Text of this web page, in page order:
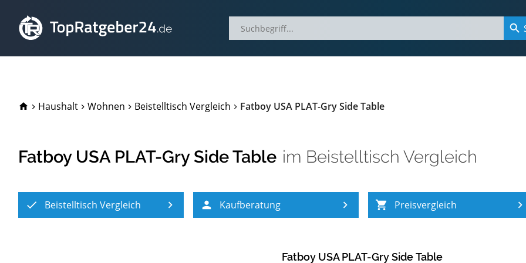
TopRatgeber24.de
Haushalt Wohnen Beistelltisch Vergleich Fatboy USA PLAT-Gry Side Table
Fatboy USA PLAT-Gry Side Table im Beistelltisch Vergleich
Beistelltisch Vergleich Kaufberatung Preisvergleich
Fatboy USA PLAT-Gry Side Table